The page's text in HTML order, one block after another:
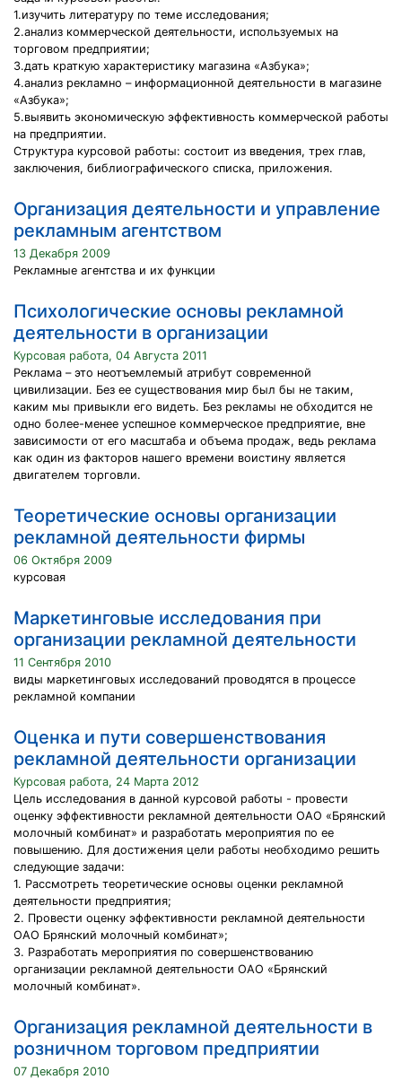
1.изучить литературу по теме исследования;
2.анализ коммерческой деятельности, используемых на
торговом предприятии;
3.дать краткую характеристику магазина «Азбука»;
4.анализ рекламно – информационной деятельности в магазине
«Азбука»;
5.выявить экономическую эффективность коммерческой работы
на предприятии.
Структура курсовой работы: состоит из введения, трех глав,
заключения, библиографического списка, приложения.
Организация деятельности и управление
рекламным агентством
13 Декабря 2009
Рекламные агентства и их функции
Психологические основы рекламной
деятельности в организации
Курсовая работа, 04 Августа 2011
Реклама – это неотъемлемый атрибут современной
цивилизации. Без ее существования мир был бы не таким,
каким мы привыкли его видеть. Без рекламы не обходится не
одно более-менее успешное коммерческое предприятие, вне
зависимости от его масштаба и объема продаж, ведь реклама
как один из факторов нашего времени воистину является
двигателем торговли.
Теоретические основы организации
рекламной деятельности фирмы
06 Октября 2009
курсовая
Маркетинговые исследования при
организации рекламной деятельности
11 Сентября 2010
виды маркетинговых исследований проводятся в процессе
рекламной компании
Оценка и пути совершенствования
рекламной деятельности организации
Курсовая работа, 24 Марта 2012
Цель исследования в данной курсовой работы - провести
оценку эффективности рекламной деятельности ОАО «Брянский
молочный комбинат» и разработать мероприятия по ее
повышению. Для достижения цели работы необходимо решить
следующие задачи:
1. Рассмотреть теоретические основы оценки рекламной
деятельности предприятия;
2. Провести оценку эффективности рекламной деятельности
ОАО Брянский молочный комбинат»;
3. Разработать мероприятия по совершенствованию
организации рекламной деятельности ОАО «Брянский
молочный комбинат».
Организация рекламной деятельности в
розничном торговом предприятии
07 Декабря 2010